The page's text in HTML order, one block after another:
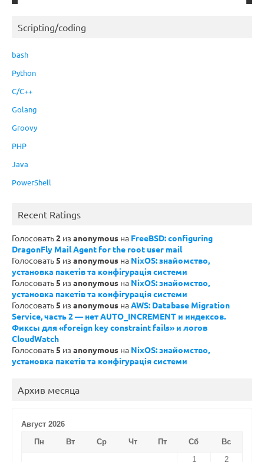
Scripting/coding
bash
Python
C/C++
Golang
Groovy
PHP
Java
PowerShell
Recent Ratings
Голосовать2 из anonymous на FreeBSD: configuring
DragonFly Mail Agent for the root user mail
Голосовать5 из anonymous на NixOS: знайомство,
установка пакетів та конфігурація системи
Голосовать5 из anonymous на NixOS: знайомство,
установка пакетів та конфігурація системи
Голосовать5 из anonymous наAWS: Database Migration
Service, часть 2 — нет AUTO_INCREMENT и индексов.
Фиксы для «foreign key constraint fails» и логов
CloudWatch
Голосовать5 из anonymous на NixOS: знайомство,
установка пакетів та конфігурація системи
Архив месяца
Август 2026
Пн
Вт Ср Чт Пт Сб
Вс
1
2